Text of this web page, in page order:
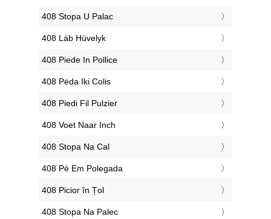
‎408 Stopa U Palac
‎408 Láb Hüvelyk
‎408 Piede In Pollice
‎408 Pėda Iki Colis
‎408 Piedi Fil Pulzier
‎408 Voet Naar Inch
‎408 Stopa Na Cal
‎408 Pé Em Polegada
‎408 Picior în Țol
‎408 Stopa Na Palec